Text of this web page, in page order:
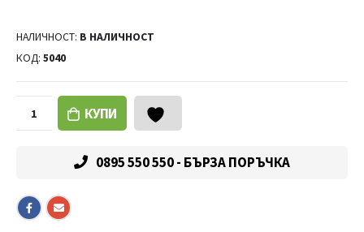
НАЛИЧНОСТ: В НАЛИЧНОСТ
КОД: 5040
КУПИ
0895 550 550 - БЪРЗА ПОРЪЧКА